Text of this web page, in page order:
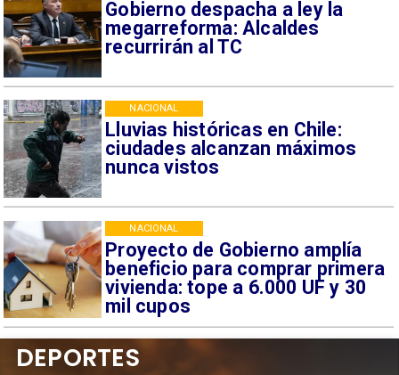
Gobierno despacha a ley la
megarreforma: Alcaldes
recurrirán al TC
Lluvias históricas en Chile:
ciudades alcanzan máximos
nunca vistos
NACIONAL
Proyecto de Gobierno amplía
beneficio para comprar primera
vivienda: tope a 6.000 UF y 30
mil cupos
NACIONAL
DEPORTES